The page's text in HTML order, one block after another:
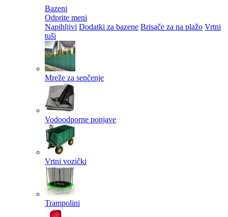
Bazeni
Odprite meni
Napihljivi Dodatki za bazene Brisače za na plažo Vrtni
tuši
Mreže za senčenje
Vodoodporne ponjave
Vrtni vozički
Trampolini